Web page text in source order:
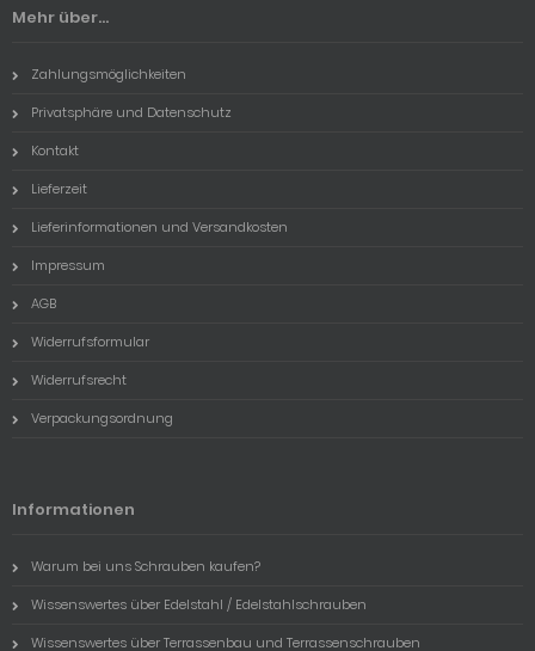
Mehr über...
Zahlungsmöglichkeiten
Privatsphäre und Datenschutz
Kontakt
Lieferzeit
Lieferinformationen und Versandkosten
Impressum
AGB
Widerrufsformular
Widerrufsrecht
Verpackungsordnung
Informationen
Warum bei uns Schrauben kaufen?
Wissenswertes über Edelstahl / Edelstahlschrauben
Wissenswertes über Terrassenbau und Terrassenschrauben